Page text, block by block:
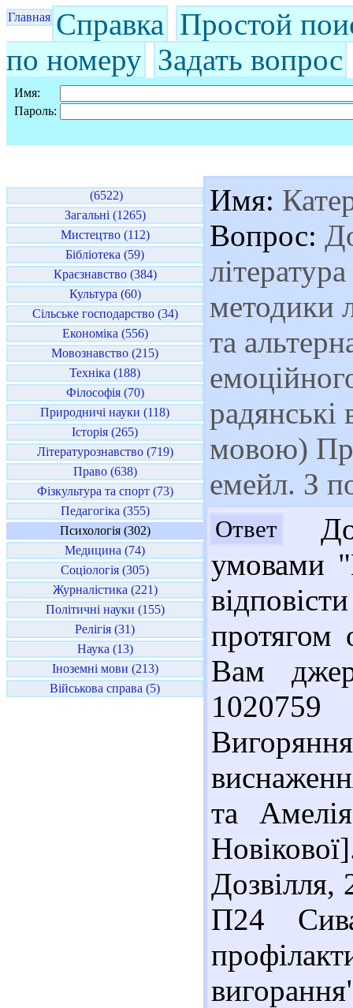
Главная Справка Простой
по номеру Задать вопрос
Имя:
Пароль:
(6522)
Загальні (1265)
Мистецтво (112)
Бібліотека (59)
Краєзнавство (384)
Культура (60)
Сільське господарство (34)
Економіка (556)
Мовознавство (215)
Техніка (188)
Філософія (70)
Природничі науки (118)
Історія (265)
Літературознавство (719)
Право (638)
Фізкультура та спорт (73)
Педагогіка (355)
Психологія (302)
Медицина (74)
Соціологія (305)
Журналістика (221)
Політичні науки (155)
Релігія (31)
Наука (13)
Іноземні мови (213)
Військова справа (5)
Имя:
Вопрос:
методики
та
радянські
мовою)
емейл. З
Ответ
умовами
протягом
Вам
та
Дозвілля,
П24